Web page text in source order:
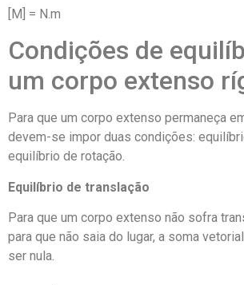
[M] = N.m
Condições de
um corpo extenso
Para que um corpo extenso permaneça
devem-se impor duas condições:
equilíbrio de rotação.
Equilíbrio de translação
Para que um corpo extenso não sofra
para que não saia do lugar, a soma
ser nula.